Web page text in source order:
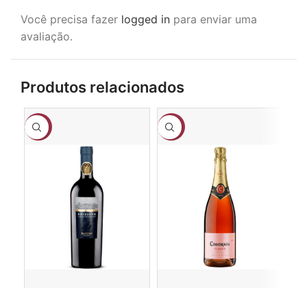
Você precisa fazer logged in para enviar uma
avaliação.
Produtos relacionados
-10% -3%